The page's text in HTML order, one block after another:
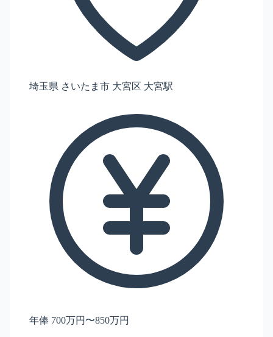
埼玉県 さいたま市 大宮区 大宮駅
年俸 700万円〜850万円